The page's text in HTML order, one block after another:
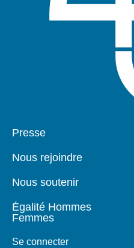
Pied
page
Presse
Nous rejoindre
Nous soutenir
Égalité Hommes
Femmes
Se connecter